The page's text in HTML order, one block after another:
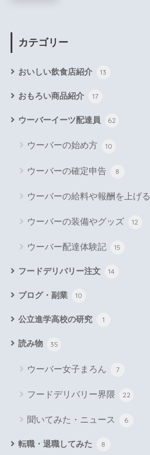
カテゴリー
おいしい飲食店紹介 13
おもろい商品紹介 17
ウーバーイーツ配達員 62
ウーバーの始め方 10
ウーバーの確定申告 8
ウーバーの給料や報酬を上げる
ウーバーの装備やグッズ 12
ウーバー配達体験記 15
フードデリバリー注文 14
ブログ・副業 10
公立進学高校の研究 1
読み物 35
ウーバー女子まろん 7
フードデリバリー界隈 22
聞いてみた・ニュース 6
転職・退職してみた 8